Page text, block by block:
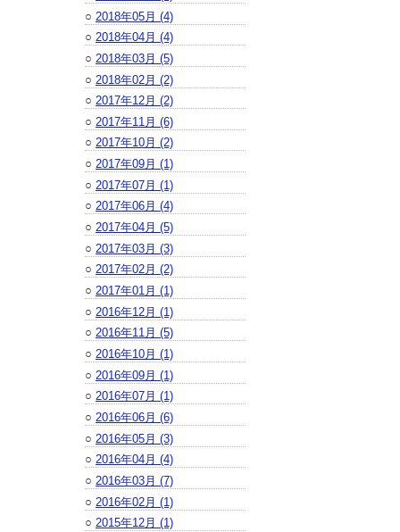
○ 2018年05月 (4)
○ 2018年04月 (4)
○ 2018年03月 (5)
○ 2018年02月 (2)
○ 2017年12月 (2)
○ 2017年11月 (6)
○ 2017年10月 (2)
○ 2017年09月 (1)
○ 2017年07月 (1)
○ 2017年06月 (4)
○ 2017年04月 (5)
○ 2017年03月 (3)
○ 2017年02月 (2)
○ 2017年01月 (1)
○ 2016年12月 (1)
○ 2016年11月 (5)
○ 2016年10月 (1)
○ 2016年09月 (1)
○ 2016年07月 (1)
○ 2016年06月 (6)
○ 2016年05月 (3)
○ 2016年04月 (4)
○ 2016年03月 (7)
○ 2016年02月 (1)
○ 2015年12月 (1)